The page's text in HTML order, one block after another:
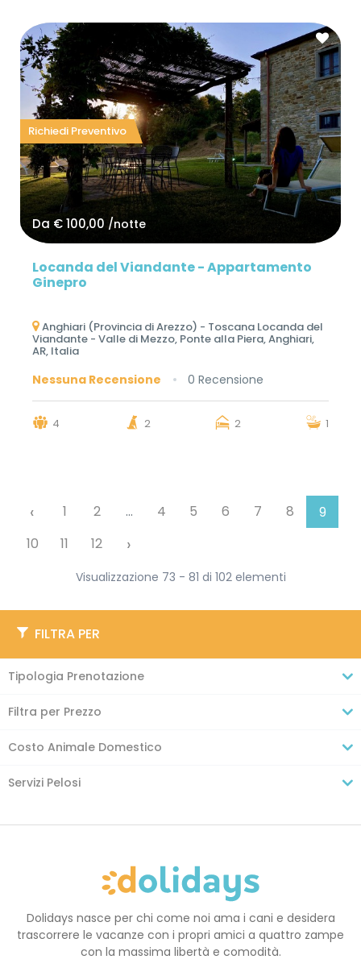
FILTRA PER
Tipologia Prenotazione
Filtra per Prezzo
Costo Animale Domestico
Servizi Pelosi
Richiedi Preventivo
Da € 100,00 /notte
Locanda del Viandante - Appartamento
Ginepro
Anghiari (Provincia di Arezzo) - Toscana Locanda del
Viandante - Valle di Mezzo, Ponte alla Piera, Anghiari,
AR, Italia
Nessuna Recensione 0 Recensione
4 2 2 1
‹ 1 2 ... 4 5 6 7 8
9
10
11 12 ›
Visualizzazione 73 - 81 di 102 elementi
Dolidays nasce per chi come noi ama i cani e desidera
trascorrere le vacanze con i propri amici a quattro zampe
con la massima libertà e comodità.